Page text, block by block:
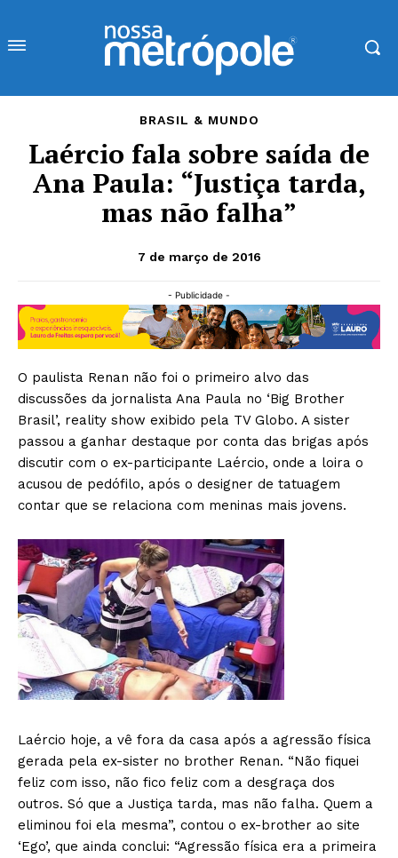
BRASIL & MUNDO
Laércio fala sobre saída de
Ana Paula: “Justiça tarda,
mas não falha”
7 de março de 2016
- Publicidade -
O paulista Renan não foi o primeiro alvo das
discussões da jornalista Ana Paula no ‘Big Brother
Brasil’, reality show exibido pela TV Globo. A sister
passou a ganhar destaque por conta das brigas após
discutir com o ex-participante Laércio, onde a loira o
acusou de pedófilo, após o designer de tatuagem
contar que se relaciona com meninas mais jovens.
Laércio hoje, a vê fora da casa após a agressão física
gerada pela ex-sister no brother Renan. “Não fiquei
feliz com isso, não fico feliz com a desgraça dos
outros. Só que a Justiça tarda, mas não falha. Quem a
eliminou foi ela mesma”, contou o ex-brother ao site
‘Ego’, que ainda conclui: “Agressão física era a primeira